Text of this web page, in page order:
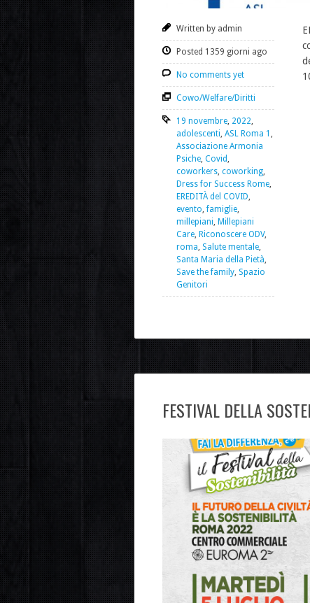
Written by admin
Posted 1359 giorni ago
No comments yet
Cowo/Welfare/Diritti
19 novembre 2022
adolescenti ASL Roma 1
Associazione Armonia
Psiche Covid
coworkers coworking
Dress for Success Rome
EREDITÀ del COVID
evento ,famiglie
millepiani Millepiani
Care Riconoscere ODV,
roma Salute mentale
Santa Maria della Pietà
Save the family Spazio
Genitori
FESTIVAL DELLA